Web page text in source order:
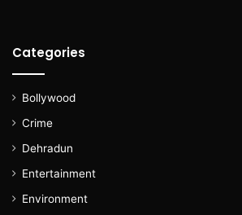
Categories
Bollywood
Crime
Dehradun
Entertainment
Environment